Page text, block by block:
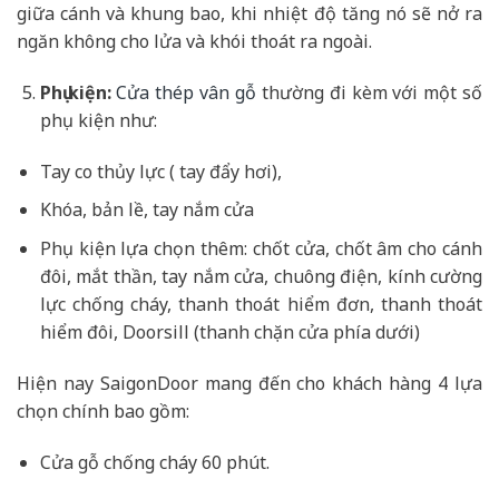
giữa cánh và khung bao, khi nhiệt độ tăng nó sẽ nở ra
ngăn không cho lửa và khói thoát ra ngoài.
Phụ kiện:Cửa thép vân gỗ thường đi kèm với một số
phụ kiện như:
Tay co thủy lực ( tay đẩy hơi),
Khóa, bản lề, tay nắm cửa
Phụ kiện lựa chọn thêm: chốt cửa, chốt âm cho cánh
đôi, mắt thần, tay nắm cửa, chuông điện, kính cường
lực chống cháy, thanh thoát hiểm đơn, thanh thoát
hiểm đôi, Doorsill (thanh chặn cửa phía dưới)
Hiện nay SaigonDoor mang đến cho khách hàng 4 lựa
chọn chính bao gồm:
Cửa gỗ chống cháy 60 phút.